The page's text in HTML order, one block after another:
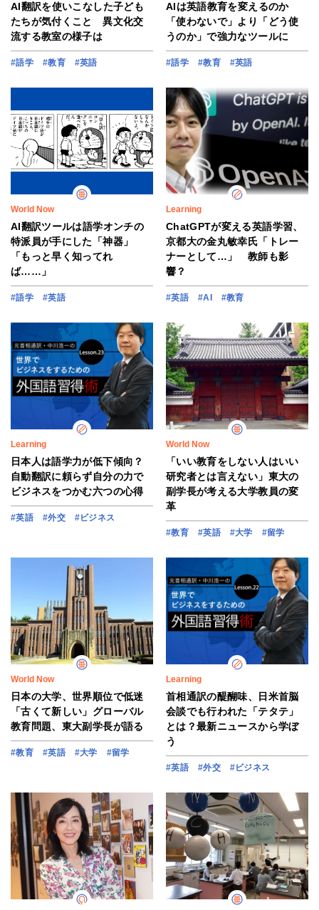
AI翻訳を使いこなした子ども
たちが気付くこと 異文化交
流する教室の様子は
#語学 #教育 #英語
AIは英語教育を変えるのか
「使わないで」より「どう使
うのか」で強力なツールに
#語学 #教育 #英語
World Now
AI翻訳ツールは語学オンチの
特派員が手にした「神器」
「もっと早く知ってれ
ば……」
#語学 #英語
Learning
ChatGPTが変える英語学習、
京都大の金丸敏幸氏「トレー
ナーとして…」 教師も影
響？
#英語 #AI #教育
Learning
日本人は語学力が低下傾向？
自動翻訳に頼らず自分の力で
ビジネスをつかむ六つの心得
#英語 #外交 #ビジネス
World Now
「いい教育をしない人はいい
研究者とは言えない」東大の
副学長が考える大学教員の変
革
#教育 #英語 #大学 #留学
World Now
日本の大学、世界順位で低迷
「古くて新しい」グローバル
教育問題、東大副学長が語る
#教育 #英語 #大学 #留学
Learning
首相通訳の醍醐味、日米首脳
会談でも行われた「テタテ」
とは？最新ニュースから学ぼ
う
#英語 #外交 #ビジネス